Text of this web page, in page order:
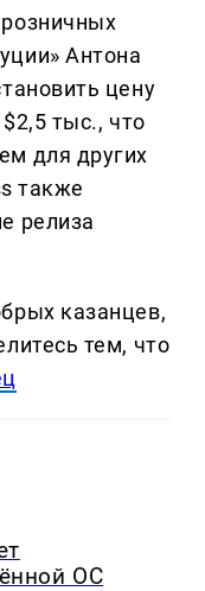
Антона
цену
тыс., что
для других
также
релиза
казанцев,
тем, что
ОС